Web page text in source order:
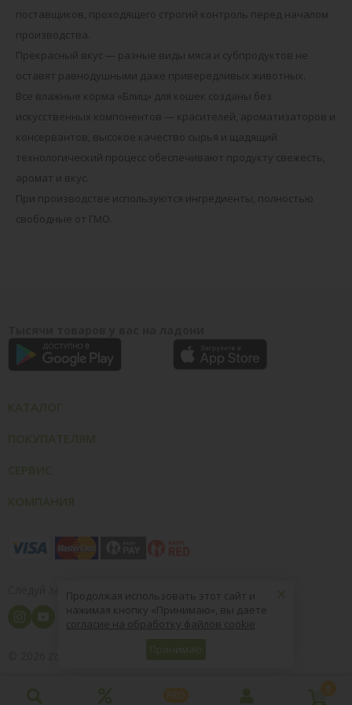
поставщиков, проходящего строгий контроль перед началом
производства.
Прекрасный вкус — разные виды мяса и субпродуктов не
оставят равнодушными даже привередливых животных.
Все влажные корма «Блиц» для кошек созданы без
искусственных компонентов — красителей, ароматизаторов и
консервантов, высокое качество сырья и щадящий
технологический процесс обеспечивают продукту свежесть,
аромат и вкус.
При производстве используются ингредиенты, полностью
свободные от ГМО.
Следуй за нами
8 (800) 004-09-40
PRO 0
×
Продолжая использовать этот сайт и
нажимая кнопку «Принимаю», вы даете
согласие на обработку файлов cookie
Принимаю